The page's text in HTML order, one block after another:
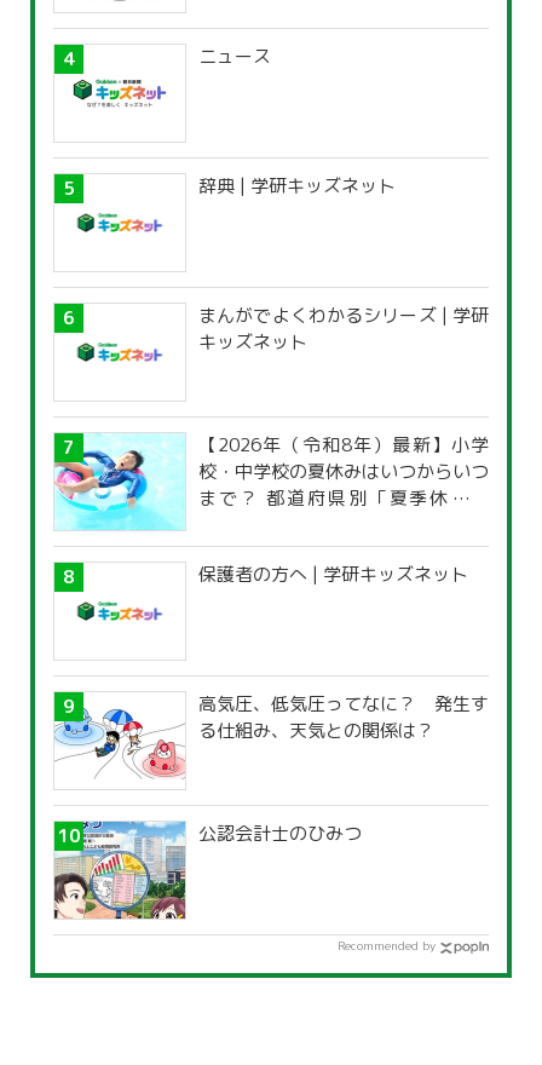
ニュース
辞典 | 学研キッズネット
まんがでよくわかるシリーズ | 学研
キッズネット
【2026年（令和8年）最新】小学
校・中学校の夏休みはいつからいつ
まで？ 都道府県別「夏季休暇一
保護者の方へ | 学研キッズネット
高気圧、低気圧ってなに？ 発生す
る仕組み、天気との関係は？
公認会計士のひみつ
Recommended by